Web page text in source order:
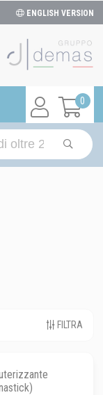
ENGLISH VERSION
0
FILTRA